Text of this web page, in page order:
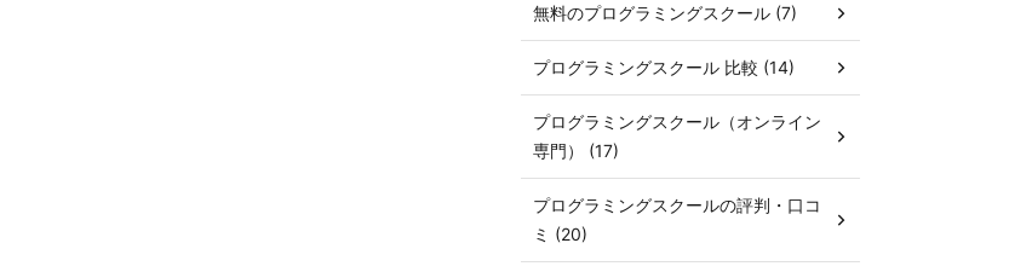
無料のプログラミングスクール (7)
プログラミングスクール 比較 (14)
プログラミングスクール（オンライン
専門） (17)
プログラミングスクールの評判・口コ
ミ (20)